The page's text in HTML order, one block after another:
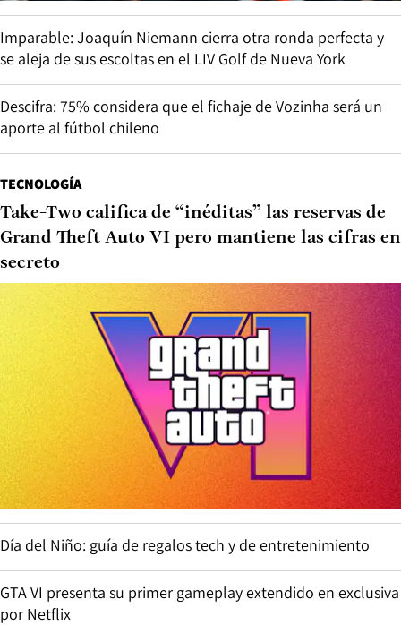
Imparable: Joaquín Niemann cierra otra ronda perfecta y
se aleja de sus escoltas en el LIV Golf de Nueva York
Descifra: 75% considera que el fichaje de Vozinha será un
aporte al fútbol chileno
TECNOLOGÍA
Take-Two califica de “inéditas” las reservas de
Grand Theft Auto VI pero mantiene las cifras en
secreto
Día del Niño: guía de regalos tech y de entretenimiento
GTA VI presenta su primer gameplay extendido en exclusiva
por Netflix